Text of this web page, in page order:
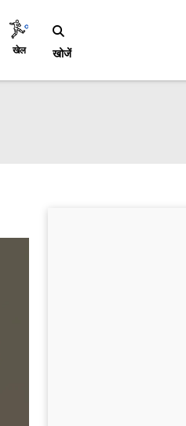
खेल खोजें